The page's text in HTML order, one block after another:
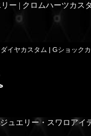
ー | クロムハーツカス
イヤカスタム | Gショック
ュエリー・スワロアイ